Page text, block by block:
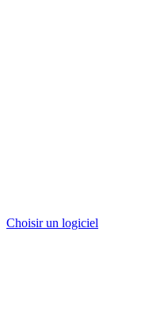
Choisir un logiciel